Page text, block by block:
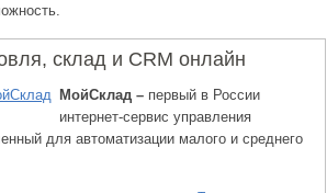
склад и CRM онлайн
МойСклад – первый в России
интернет-сервис управления
для автоматизации малого и среднего